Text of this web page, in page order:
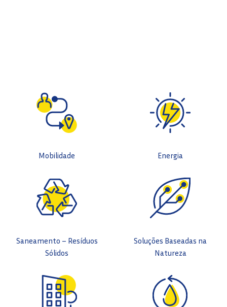
Mobilidade Energia
Saneamento – Resíduos
Sólidos
Soluções Baseadas na
Natureza